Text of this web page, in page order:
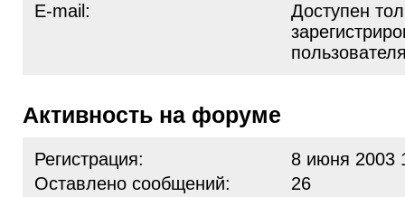
E-mail:
Доступен
Активность на форуме
Регистрация:
8 июня 2003
Оставлено сообщений:
26